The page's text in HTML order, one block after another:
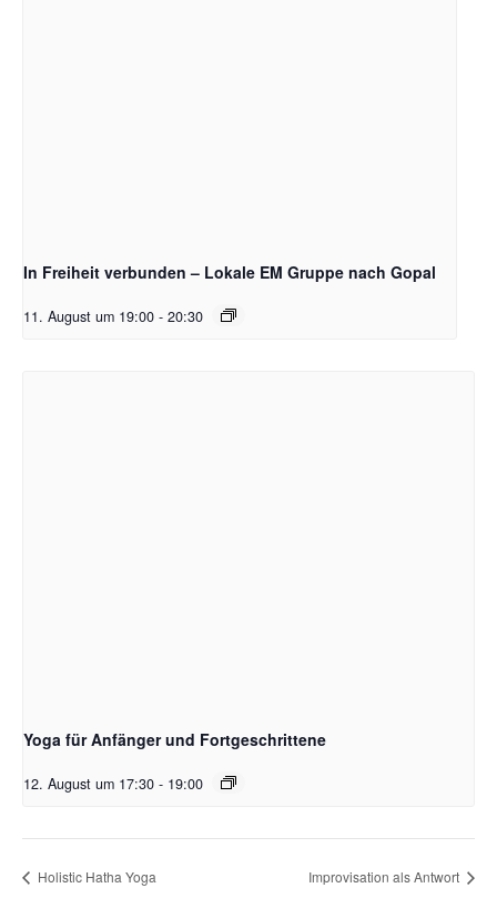
In Freiheit verbunden – Lokale EM Gruppe nach Gopal
11. August um 19:00 - 20:30
Yoga für Anfänger und Fortgeschrittene
12. August um 17:30 - 19:00
Holistic Hatha Yoga Improvisation als Antwort